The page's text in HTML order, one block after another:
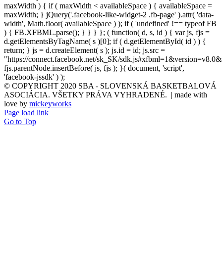
maxWidth ) { if ( maxWidth < availableSpace ) { availableSpace =
maxWidth; } jQuery('.facebook-like-widget-2 .fb-page' ).attr( 'data-
width', Math.floor( availableSpace ) ); if ( 'undefined' !== typeof FB
) { FB.XFBML.parse(); } } } }; ( function( d, s, id ) { var js, fjs =
d.getElementsByTagName( s )[0]; if ( d.getElementById( id ) ) {
return; } js = d.createElement( s ); js.id = id; js.src =
"https://connect.facebook.net/sk_SK/
fjs.parentNode.insertBefore( js, fjs ); }( document, 'script',
'facebook-jssdk' ) );
© COPYRIGHT 2020 SBA - SLOVENSKÁ BASKETBALOVÁ
ASOCIÁCIA. VŠETKY PRÁVA VYHRADENÉ. | made with
love by mickeyworks
Page load link
Go to Top